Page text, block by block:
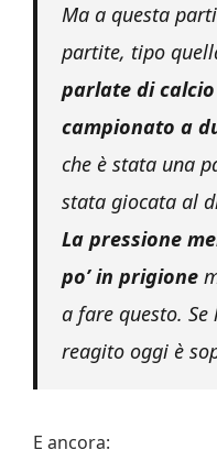
Ma a questa
partite, tipo
parlate di
campionato a
che è stata una
stata giocata al
La pressione
po’ in prigione
a fare questo.
reagito oggi è
E ancora: